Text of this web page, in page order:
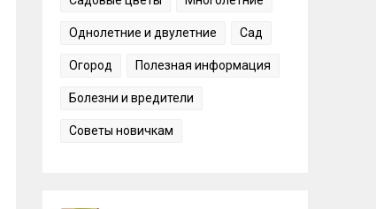
Однолетние и двулетние Сад
Огород Полезная информация
Болезни и вредители
Советы новичкам